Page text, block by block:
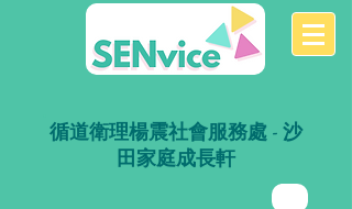
循道衛理楊震社會服務處 - 沙
田家庭成長軒